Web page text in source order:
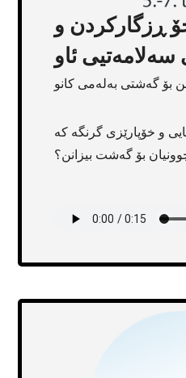
خۆ ڕزگارکردن و
سەلامەتیی ئاو
و خۆپارێزی گرنگە کە
بۆ گەشت بیزانن؟